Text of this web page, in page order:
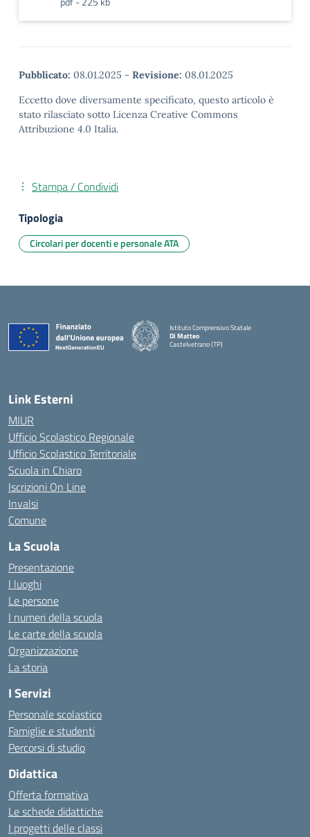
Pubblicato: 08.01.2025 - Revisione: 08.01.2025
Eccetto dove diversamente specificato, questo articolo è
stato rilasciato sotto Licenza Creative Commons
Attribuzione 4.0 Italia.
Stampa / Condividi
Tipologia
Circolari per docenti e personale ATA
Istituto Comprensivo Statale
Di Matteo
Castelvetrano (TP)
Link Esterni
MIUR
Ufficio Scolastico Regionale
Ufficio Scolastico Territoriale
Scuola in Chiaro
Iscrizioni On Line
Invalsi
Comune
La Scuola
Presentazione
I luoghi
Le persone
I numeri della scuola
Le carte della scuola
Organizzazione
La storia
I Servizi
Personale scolastico
Famiglie e studenti
Percorsi di studio
Didattica
Offerta formativa
Le schede didattiche
I progetti delle classi